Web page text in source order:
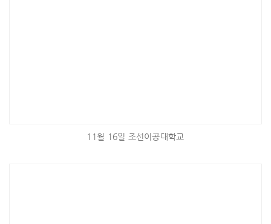
11월 16일 조선이공대학교